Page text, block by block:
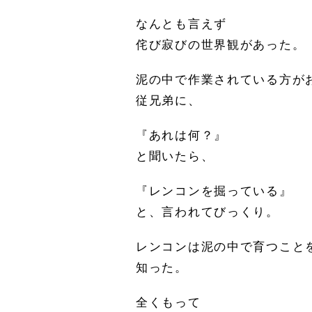
なんとも言えず
侘び寂びの世界観があった。
泥の中で作業されている方が
従兄弟に、
『あれは何？』
と聞いたら、
『レンコンを掘っている』
と、言われてびっくり。
レンコンは泥の中で育つこと
知った。
全くもって